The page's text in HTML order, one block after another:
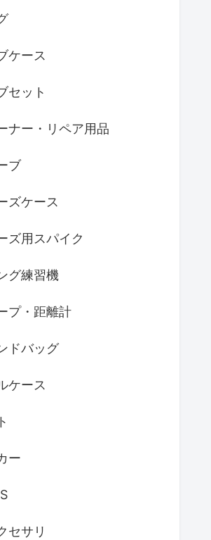
ケース
セット
ナー・リペア用品
ブ
ズケース
ズ用スパイク
グ練習機
プ・距離計
ドバッグ
ケース
ー
セサリ